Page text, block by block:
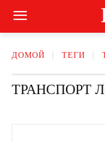
ДОМОЙ ТЕГИ
ТРАНСПОРТ